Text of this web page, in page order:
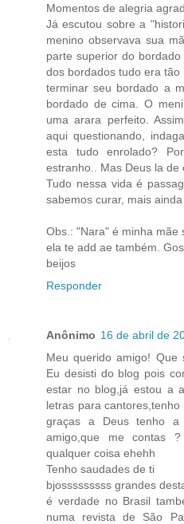
Momentos de alegria
Já escutou sobre a
menino observava sua
parte superior do
dos bordados tudo era
terminar seu bordado a
bordado de cima. O
uma arara perfeito.
aqui questionando,
esta tudo enrolado?
estranho.. Mas Deus la de
Tudo nessa vida é
sabemos curar, mais ainda
Obs.: "Nara" é minha mãe
ela te add ae também.
beijos
Responder
Anônimo 16 de abril de
Meu querido amigo!
Eu desisti do blog pois
estar no blog,já estou a
letras para
graças a Deus tenho
amigo,que me contas
qualquer coisa ehehh
Tenho saudades de ti
bjosssssssss grandes
é verdade no Brasil
numa revista de São